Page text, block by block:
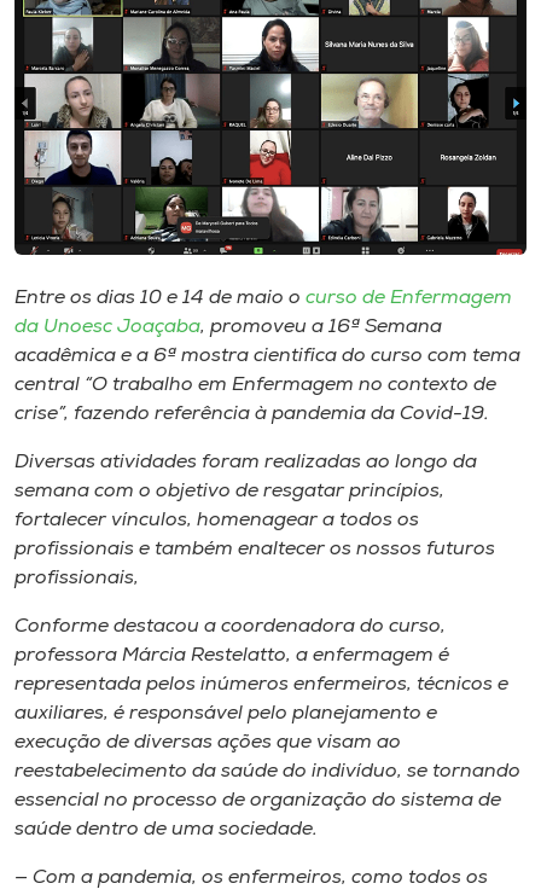
Biblioteca
Editora
Rádio
Museu
Unoesc
Store
Selecione
o idioma
A-
Entre os dias 10 e 14 de maio o curso de Enfermagem
da Unoesc Joaçaba, promoveu a 16ª Semana
acadêmica e a 6ª mostra cientifica do curso com tema
central “O trabalho em Enfermagem no contexto de
crise”, fazendo referência à pandemia da Covid-19.
Diversas atividades foram realizadas ao longo da
semana com o objetivo de resgatar princípios,
fortalecer vínculos, homenagear a todos os
profissionais e também enaltecer os nossos futuros
profissionais,
Conforme destacou a coordenadora do curso,
professora Márcia Restelatto, a enfermagem é
representada pelos inúmeros enfermeiros, técnicos e
auxiliares, é responsável pelo planejamento e
execução de diversas ações que visam ao
reestabelecimento da saúde do indivíduo, se tornando
essencial no processo de organização do sistema de
saúde dentro de uma sociedade.
— Com a pandemia, os enfermeiros, como todos os